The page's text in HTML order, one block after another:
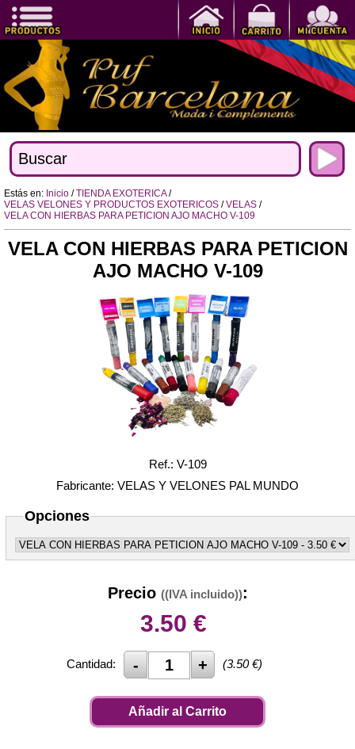
Estás en: Inicio /TIENDA EXOTERICA/
VELAS VELONES Y PRODUCTOS EXOTERICOS /VELAS /
VELA CON HIERBAS PARA PETICION AJO MACHO V-109
VELA CON HIERBAS PARA PETICION
AJO MACHO V-109
Ref.: V-109
Fabricante: VELAS Y VELONES PAL MUNDO
Opciones
Precio ((IVA incluido)):
3.50 €
Cantidad: (3.50€)
Añadir al Carrito